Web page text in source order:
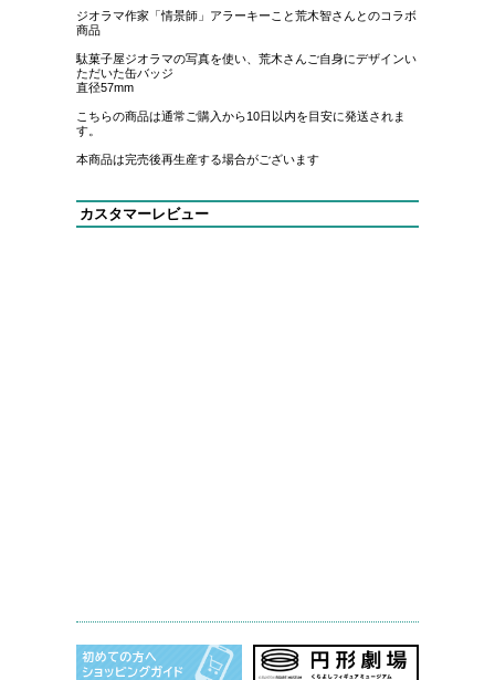
ジオラマ作家「情景師」アラーキーこと荒木智さんとのコラボ
商品
駄菓子屋ジオラマの写真を使い、荒木さんご自身にデザインい
ただいた缶バッジ
直径57mm
こちらの商品は通常ご購入から10日以内を目安に発送されま
す。
本商品は完売後再生産する場合がございます
カスタマーレビュー